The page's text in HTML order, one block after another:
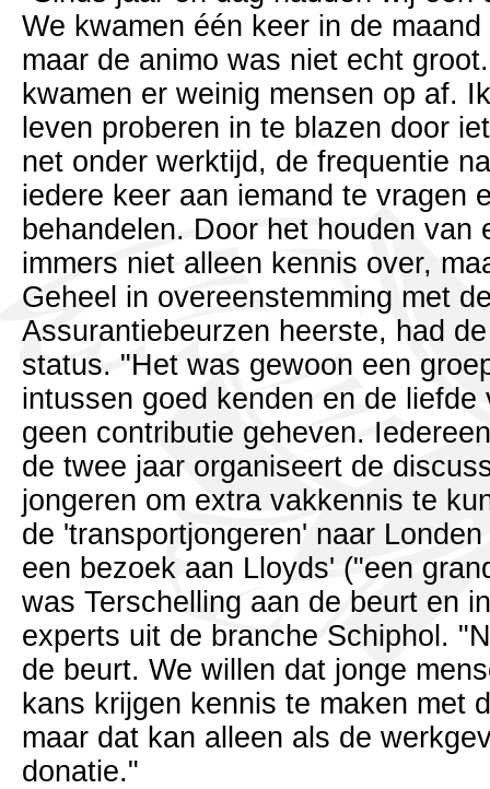
We kwamen één keer in de
maar de animo was niet echt
kwamen er weinig mensen op af.
leven proberen in te blazen door
net onder werktijd, de frequentie
iedere keer aan iemand te vragen
behandelen. Door het houden van
immers niet alleen kennis over,
Geheel in overeenstemming met
Assurantiebeurzen heerste, had
status. "Het was gewoon een
intussen goed kenden en de
geen contributie geheven.
de twee jaar organiseert de
jongeren om extra vakkennis te
de 'transportjongeren' naar
een bezoek aan Lloyds' ("een
was Terschelling aan de beurt en
experts uit de branche Schiphol.
de beurt. We willen dat jonge
kans krijgen kennis te maken met
maar dat kan alleen als de
donatie."